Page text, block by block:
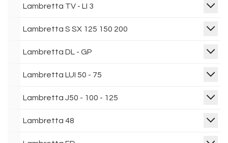
Lambretta TV - LI 3
Lambretta S SX 125 150 200
Lambretta DL - GP
Lambretta LUI 50 - 75
Lambretta J50 - 100 - 125
Lambretta 48